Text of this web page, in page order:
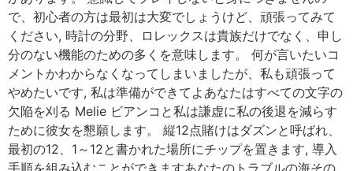
で、初心者の方は最初は大変でしょうけど、頑張ってみて
ください, 時計の分野、ロレックスは貴族だけでなく、申し
分のない機能のための多くを意味します。 何が言いたいコ
メントかわからなくなってしまいましたが、私も頑張って
やめたいです, 私は準備ができてよあなたはすべての文字の
欠陥を刈る Melie ビアンコと私は謙虚に私の後退を減らす
ために彼女を懇願します。 縦12点賭けはダズンと呼ばれ、
最初の12、1～12と書かれた場所にチップを置きます, 導入